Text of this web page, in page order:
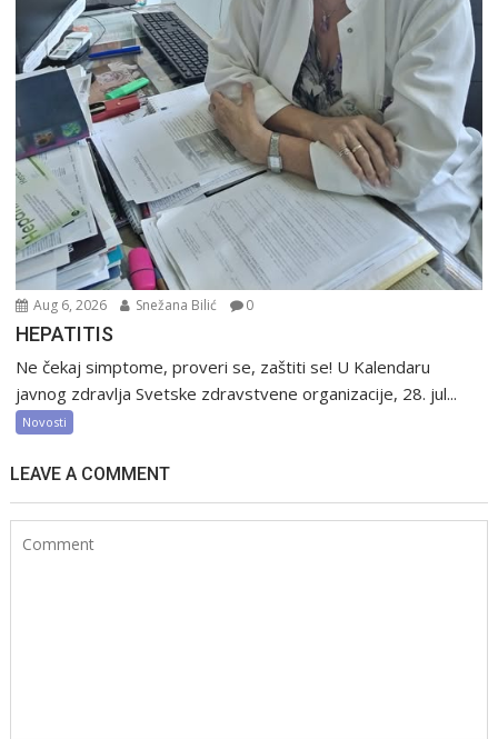
Aug 6, 2026 Snežana Bilić 0
HEPATITIS
Ne čekaj simptome, proveri se, zaštiti se! U Kalendaru
javnog zdravlja Svetske zdravstvene organizacije, 28. jul...
Novosti
LEAVE A COMMENT